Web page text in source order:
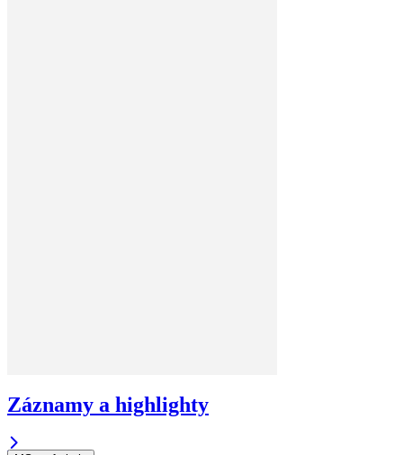
Záznamy a highlighty